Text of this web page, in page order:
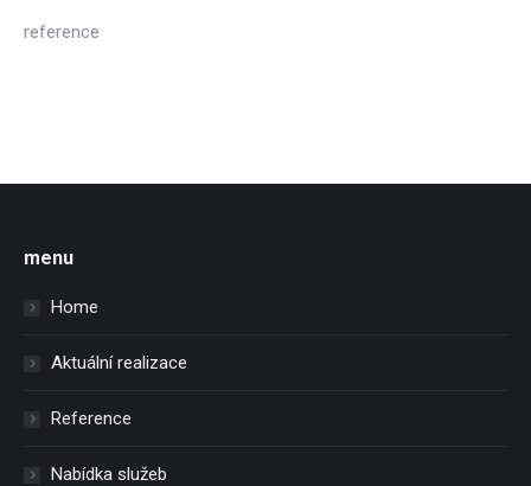
reference
menu
Home
Aktuální realizace
Reference
Nabídka služeb